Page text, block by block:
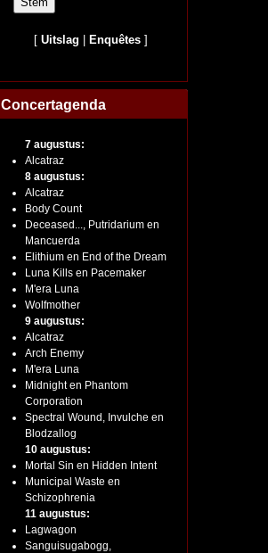
[Uitslag Enquêtes ]
Concertagenda
7 augustus:
Alcatraz
8 augustus:
Alcatraz
Body Count
Deceased..., Putridarium en
Mancuerda
Elithium en End of the Dream
Luna Kills en Pacemaker
M'era Luna
Wolfmother
9 augustus:
Alcatraz
Arch Enemy
M'era Luna
Midnight en Phantom
Corporation
Spectral Wound, Invulche en
Blodzallog
10 augustus:
Mortal Sin en Hidden Intent
Municipal Waste en
Schizophrenia
11 augustus:
Lagwagon
Sanguisugabogg,